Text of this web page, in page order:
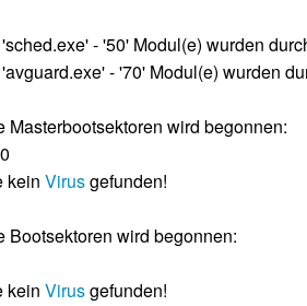
- '50' Modul(e) wurden
- '70' Modul(e) wurden
Masterbootsektoren wird begonnen:
Virusgefunden!
Bootsektoren wird begonnen:
Virusgefunden!